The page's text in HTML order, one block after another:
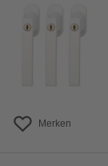
Merken